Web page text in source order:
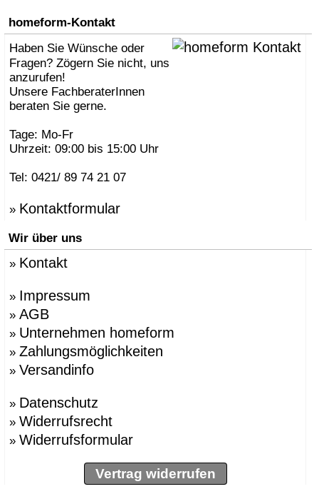
homeform-Kontakt
Haben Sie Wünsche oder
Fragen? Zögern Sie nicht, uns
anzurufen!
Unsere FachberaterInnen
beraten Sie gerne.
Tage: Mo-Fr
Uhrzeit: 09:00 bis 15:00 Uhr
Tel: 0421/ 89 74 21 07
» Kontaktformular
Wir über uns
» Kontakt
» Impressum
» AGB
» Unternehmen homeform
» Zahlungsmöglichkeiten
» Versandinfo
» Datenschutz
» Widerrufsrecht
» Widerrufsformular
Vertrag widerrufen